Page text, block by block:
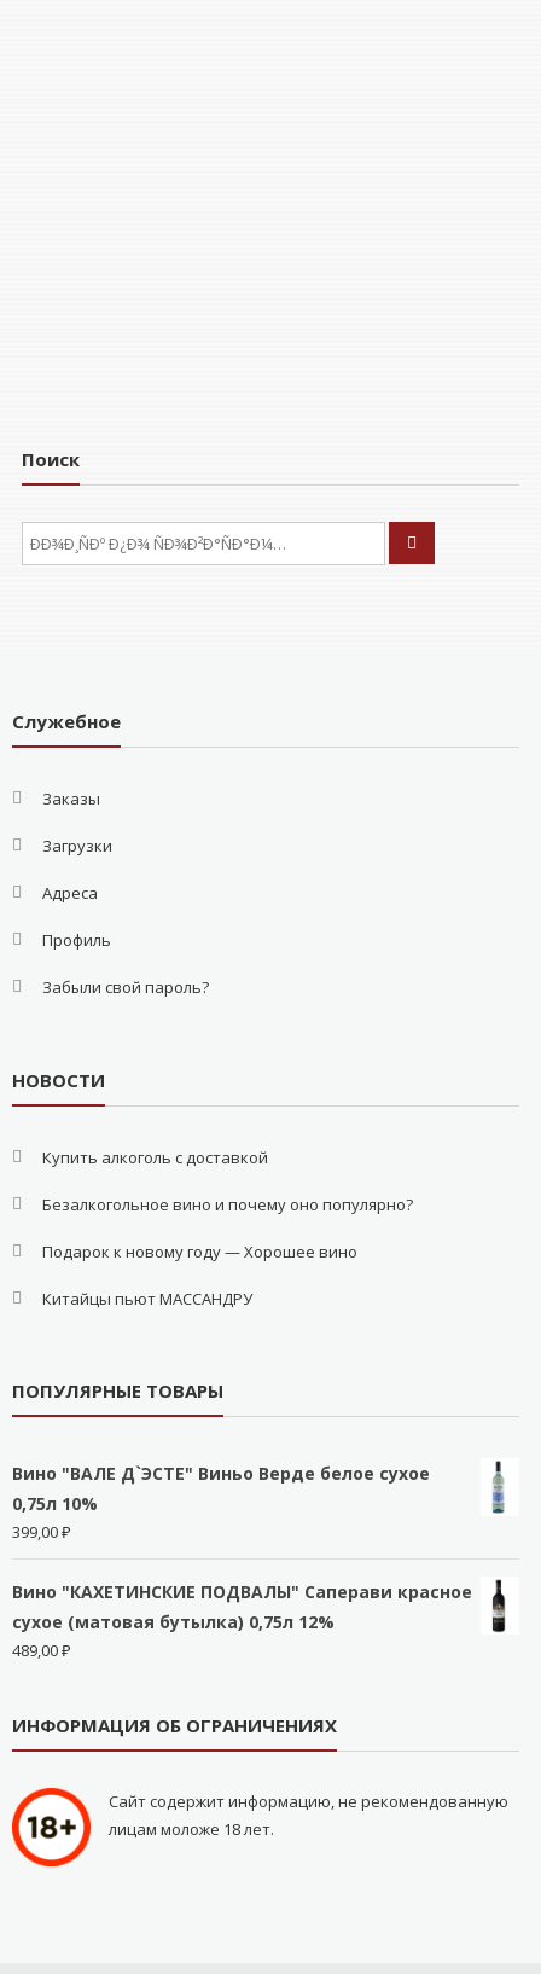
Поиск
ÐÑÐºÐ°ÑÑ:
Служебное
Заказы
Загрузки
Адреса
Профиль
Забыли свой пароль?
НОВОСТИ
Купить алкоголь с доставкой
Безалкогольное вино и почему оно популярно?
Подарок к новому году — Хорошее вино
Китайцы пьют МАССАНДРУ
ПОПУЛЯРНЫЕ ТОВАРЫ
Вино "ВАЛЕ Д`ЭСТЕ" Виньо Верде белое сухое
0,75л 10%
399,00₽
Вино "КАХЕТИНСКИЕ ПОДВАЛЫ" Саперави красное
сухое (матовая бутылка) 0,75л 12%
489,00₽
ИНФОРМАЦИЯ ОБ ОГРАНИЧЕНИЯХ
Сайт содержит информацию, не рекомендованную
лицам моложе 18 лет.